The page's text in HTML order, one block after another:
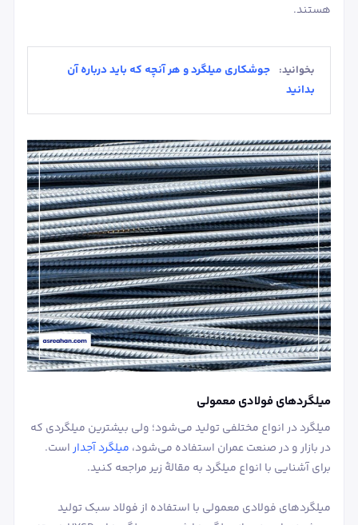
هستند.
بخوانید:
جوشکاری میلگرد و هر آنچه که باید درباره آن
بدانید
میلگردهای فولادی معمولی
میلگرد در انواع مختلفی تولید می‌شود؛ ولی بیشترین میلگردی که
در بازار و در صنعت عمران استفاده می‌شود، میلگرد آجداراست.
برای آشنایی با انواع میلگرد به مقالۀ زیر مراجعه کنید.
میلگردهای فولادی معمولی با استفاده از فولاد سبک تولید